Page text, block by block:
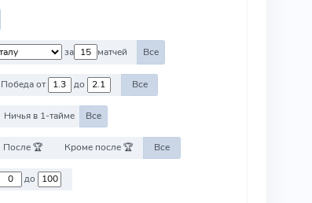
за матчей Все
Победа от до Все
Ничья в 1-тайме Все
После 🏆 Кроме после 🏆 Все
до